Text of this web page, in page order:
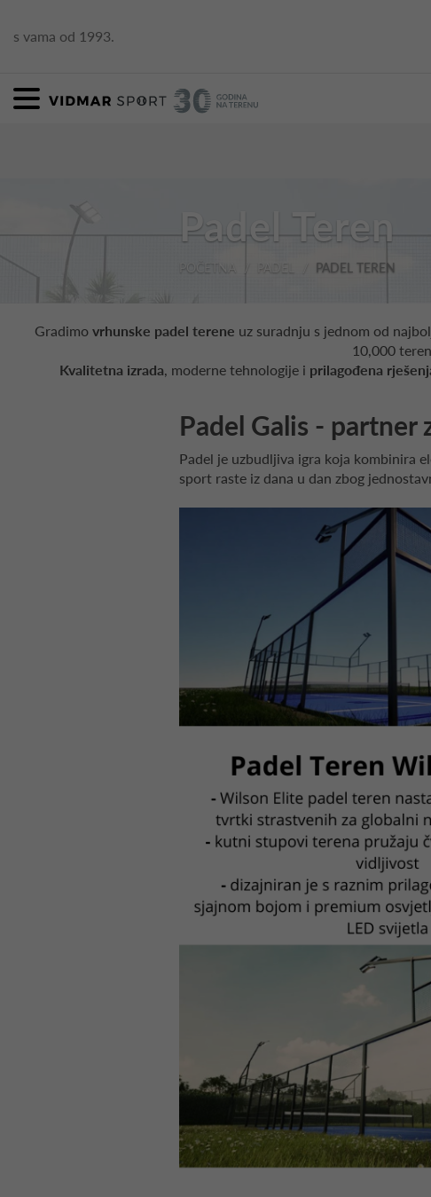
s vama od 1993.
Padel Teren
POČETNA PADEL PADEL TEREN
Gradimo vrhunske padel terene uz suradnju s jednom od
10,000
Kvalitetna izrada, moderne tehnologije i prilagođena
Padel Galis - partner
Padel je uzbudljiva igra koja kombinira
sport raste iz dana u dan zbog